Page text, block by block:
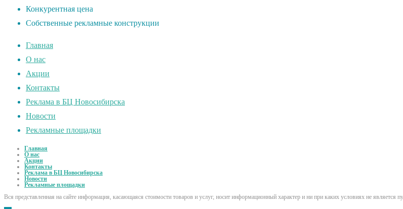
Конкурентная цена
Собственные рекламные конструкции
Главная
О нас
Акции
Контакты
Реклама в БЦ Новосибирска
Новости
Рекламные площадки
Главная
О нас
Акции
Контакты
Реклама в БЦ Новосибирска
Новости
Рекламные площадки
Вся представленная на сайте информация, касающаяся стоимости товаров и услуг, носит информационный характер и ни при каких условиях не